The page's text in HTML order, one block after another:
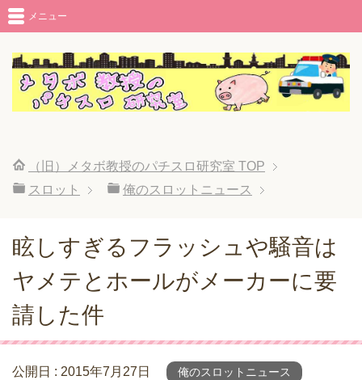
メニュー
（旧）メタボ教授のパチスロ研究室 TOP
スロット
俺のスロットニュース
眩しすぎるフラッシュや騒音は
ヤメテとホールがメーカーに要
請した件
公開日 : 2015年7月27日 俺のスロットニュース